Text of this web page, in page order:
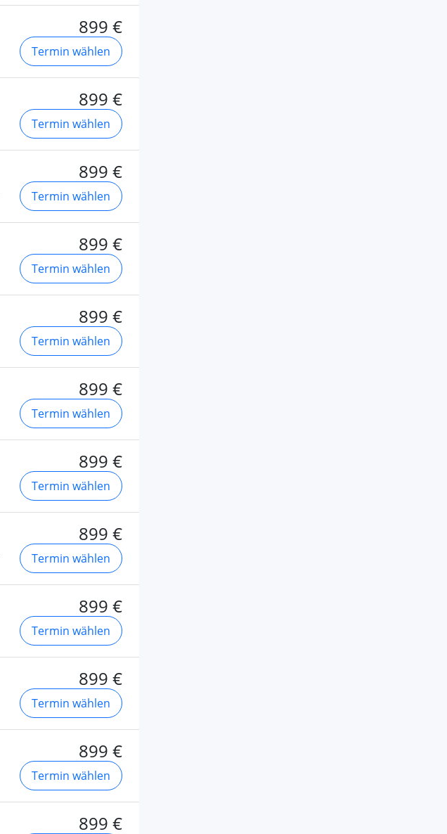
899 €
Termin wählen
899 €
Termin wählen
899 €
Termin wählen
899 €
Termin wählen
899 €
Termin wählen
899 €
Termin wählen
899 €
Termin wählen
899 €
Termin wählen
899 €
Termin wählen
899 €
Termin wählen
899 €
Termin wählen
899 €